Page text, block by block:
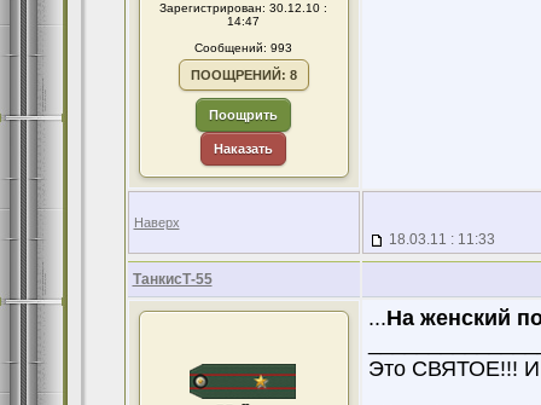
Зарегистрирован: 30.12.10 :
14:47
Сообщений: 993
ПООЩРЕНИЙ: 8
Поощрить
Наказать
Наверх
18.03.11 : 11:33
ТанкисТ-55
...На женский
Это СВЯТОЕ!!! И